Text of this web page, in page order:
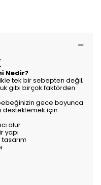
Nedir?
tek bir sebepten değil;
gibi birçok faktörden
gece boyunca
desteklemek için
olur
yapı